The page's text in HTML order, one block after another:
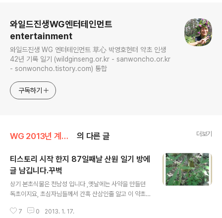
와일드진생WG엔터테인먼트
entertainment
와일드진생 WG 엔터테인먼트 草心 박영호헌터 약초 인생
42년 기록 일기 (wildginseng.or.kr - sanwoncho.or.kr
- sonwoncho.tistory.com) 통합
구독하기
WG 2013년 계사년 기록 의 다른 글 더보기
티스토리 시작 한지 87일째날 산원 일기 방에
글 남깁니다.꾸벅
상기 본초식물은 천남성 입니다 ,옛날에는 사약을 만들던
독초이지요, 초심자님들께서 간혹 산삼인줄 알고 이 약초
만 소양으로 병제 하여 복용하면 허리통증이나 기타 병에
7 0 2013. 1. 17.